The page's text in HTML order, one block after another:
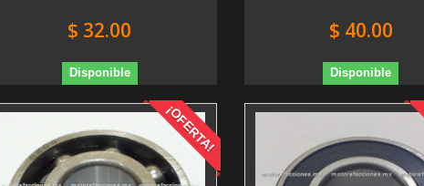
$ 32.00
Disponible
$ 40.00
Disponible
¡OFERTA!